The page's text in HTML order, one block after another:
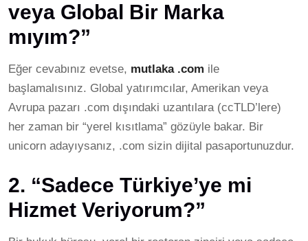
veya Global Bir Marka
mıyım?”
Eğer cevabınız evetse, mutlaka .com ile
başlamalısınız. Global yatırımcılar, Amerikan veya
Avrupa pazarı .com dışındaki uzantılara (ccTLD’lere)
her zaman bir “yerel kısıtlama” gözüyle bakar. Bir
unicorn adayıysanız, .com sizin dijital pasaportunuzdur.
2. “Sadece Türkiye’ye mi
Hizmet Veriyorum?”